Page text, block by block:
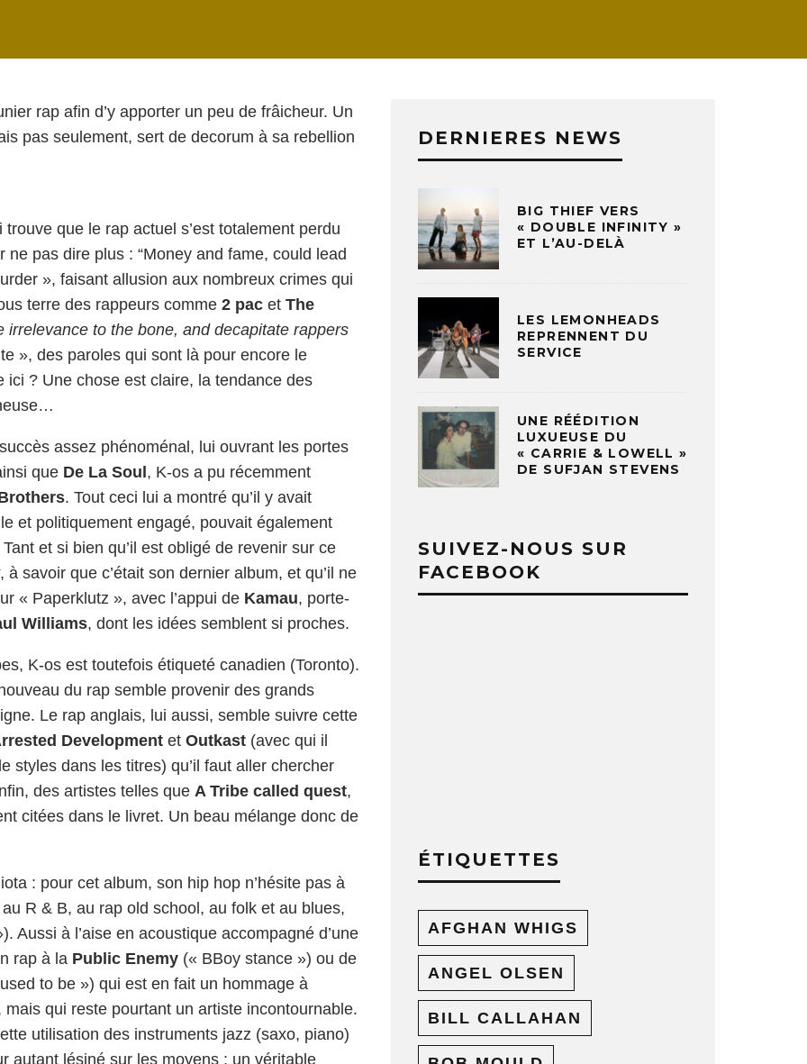
rap afin d’y apporter un peu de frâicheur. Un
pas seulement, sert de decorum à sa rebellion
que le rap actuel s’est totalement perdu
pas dire plus : “Money and fame, could lead
», faisant allusion aux nombreux crimes qui
terre des rappeurs comme 2 pac et The
irrelevance to the bone, and decapitate rappers
», des paroles qui sont là pour encore le
ici ? Une chose est claire, la tendance des
assez phénoménal, lui ouvrant les portes
que De La Soul , K-os a pu récemment
. Tout ceci lui a montré qu’il y avait
et politiquement engagé, pouvait également
et si bien qu’il est obligé de revenir sur ce
, à savoir que c’était son dernier album, et qu’il ne
« Paperklutz », avec l’appui de Kamau, porte-
Williams, dont les idées semblent si proches.
K-os est toutefois étiqueté canadien (Toronto).
du rap semble provenir des grands
Le rap anglais, lui aussi, semble suivre cette
Development et Outkast (avec qui il
styles dans les titres) qu’il faut aller chercher
des artistes telles que A Tribe called quest,
citées dans le livret. Un beau mélange donc de
: pour cet album, son hip hop n’hésite pas à
R & B, au rap old school, au folk et au blues,
Aussi à l’aise en acoustique accompagné d’une
rap à la Public Enemy (« BBoy stance ») ou de
to be ») qui est en fait un hommage à
qui reste pourtant un artiste incontournable.
utilisation des instruments jazz (saxo, piano)
autant lésiné sur les moyens : un véritable
DERNIERES NEWS
BIG THIEF VERS
« DOUBLE INFINITY »
ET L’AU-DELÀ
LES LEMONHEADS
REPRENNENT DU
SERVICE
UNE RÉÉDITION
LUXUEUSE DU
« CARRIE & LOWELL »
DE SUFJAN STEVENS
SUIVEZ-NOUS SUR
FACEBOOK
ÉTIQUETTES
AFGHAN WHIGS
ANGEL OLSEN
BILL CALLAHAN